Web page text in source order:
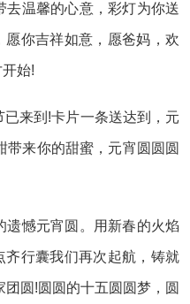
去温馨的心意，彩灯为你送
你吉祥如意，愿爸妈，欢
始!
来到!卡片一条送达到，元
带来你的甜蜜，元宵圆圆圆
遗憾元宵圆。用新春的火焰
齐行囊我们再次起航，铸就
圆!圆圆的十五圆圆梦，圆